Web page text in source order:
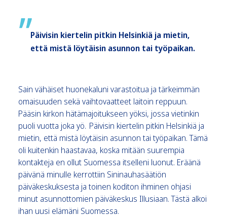
Päivisin kiertelin pitkin Helsinkiä ja mietin,
että mistä löytäisin asunnon tai työpaikan.
Sain vähäiset huonekaluni varastoitua ja tärkeimmän
omaisuuden sekä vaihtovaatteet laitoin reppuun.
Pääsin kirkon hätämajoitukseen yöksi, jossa vietinkin
puoli vuotta joka yö. Päivisin kiertelin pitkin Helsinkiä ja
mietin, että mistä löytäisin asunnon tai työpaikan. Tämä
oli kuitenkin haastavaa, koska mitään suurempia
kontakteja en ollut Suomessa itselleni luonut. Eräänä
päivänä minulle kerrottiin Sininauhasäätiön
päiväkeskuksesta ja toinen koditon ihminen ohjasi
minut asunnottomien päiväkeskus Illusiaan. Tästä alkoi
ihan uusi elämäni Suomessa.